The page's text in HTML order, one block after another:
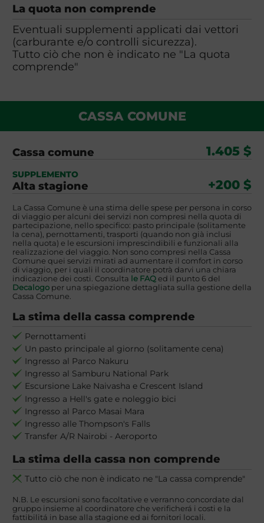
La quota non comprende
Eventuali supplementi applicati dai vettori
(carburante e/o controlli sicurezza).
Tutto ciò che non è indicato ne "La quota
comprende"
CASSA COMUNE
Cassa comune 1.405 $
SUPPLEMENTO
Alta stagione +200 $
La Cassa Comune è una stima delle spese per persona in corso
di viaggio per alcuni dei servizi non compresi nella quota di
partecipazione, nello specifico: pasto principale (solitamente
la cena), pernottamenti, trasporti (quando non già inclusi
nella quota) e le escursioni imprescindibili e funzionali alla
realizzazione del viaggio. Non sono compresi nella Cassa
Comune quei servizi mirati ad aumentare il comfort in corso
di viaggio, per i quali il coordinatore potrà darvi una chiara
indicazione dei costi. Consulta le FAQed il punto 6 del
Decalogoper una spiegazione dettagliata sulla gestione della
Cassa Comune.
La stima della cassa comprende
Pernottamenti
Un pasto principale al giorno (solitamente cena)
Ingresso al Parco Nakuru
Ingresso al Samburu National Park
Escursione Lake Naivasha e Crescent Island
Ingresso a Hell's gate e noleggio bici
Ingresso al Parco Masai Mara
Ingresso alle Thompson's Falls
Transfer A/R Nairobi - Aeroporto
La stima della cassa non comprende
Tutto ciò che non è indicato ne "La cassa comprende"
N.B. Le escursioni sono facoltative e verranno concordate dal
gruppo insieme al coordinatore che verificherá i costi e la
fattibilitá in base alla stagione ed ai fornitori locali.